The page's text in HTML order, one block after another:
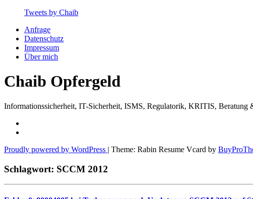
content
Tweets by Chaib
Anfrage
Datenschutz
Impressum
Über mich
Chaib Opfergeld
Informationssicherheit, IT-Sicherheit, ISMS, Regulatorik, KRITIS, Beratung
Proudly powered by WordPress | Theme: Rabin Resume Vcard by
Schlagwort: SCCM 2012